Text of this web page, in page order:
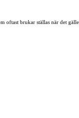
oftast brukar ställas när det